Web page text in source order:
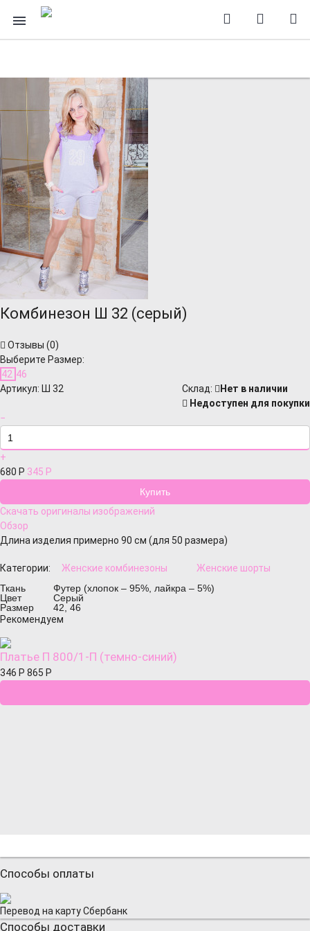
Комбинезон Ш 32 (серый)
Отзывы (0)
Выберите Размер:
42 46
Артикул: Ш 32 Cклад:
Нет в наличии
Недоступен для покупки
−
+
680 Р 345 Р
Скачать оригиналы изображений
Обзор
Длина изделия примерно 90 см (для 50 размера)
Категории: Женские комбинезоны
Женские шорты
Ткань
Футер (хлопок – 95%, лайкра – 5%)
Цвет
Серый
Размер
42, 46
Рекомендуем
Платье П 800/1-П (темно-синий)
346 Р 865 Р
Способы оплаты
Перевод на карту Сбербанк
Способы доставки